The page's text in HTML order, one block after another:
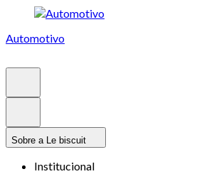
Automotivo
Sobre a Le biscuit
Institucional